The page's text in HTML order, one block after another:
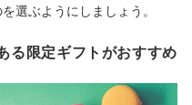
選ぶようにしましょう。
る限定ギフトがおすすめ